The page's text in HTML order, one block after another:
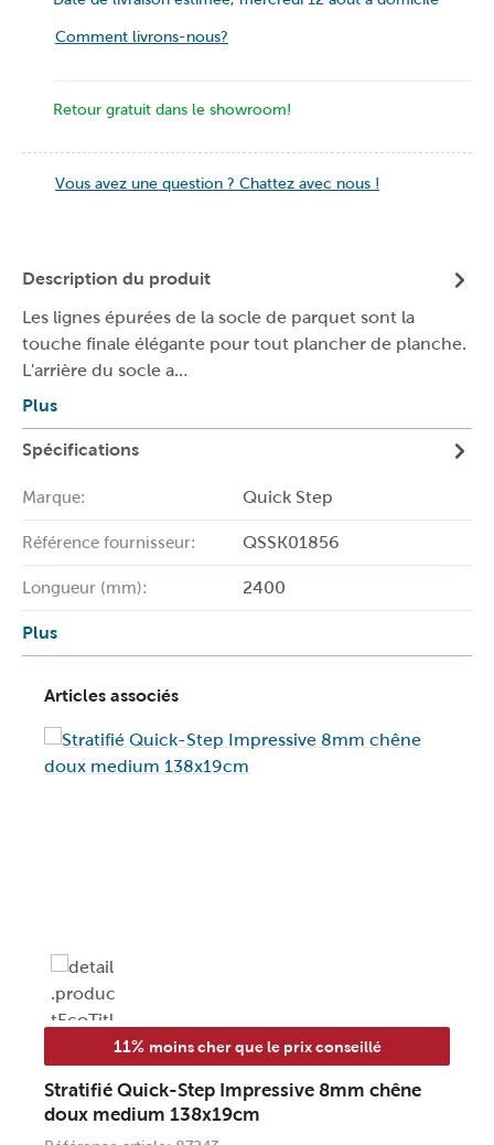
Comment livrons-nous?
Retour gratuit dans le showroom!
Vous avez une question ? Chattez avec nous !
Description du produit
Les lignes épurées de la socle de parquet sont la
touche finale élégante pour tout plancher de planche.
L'arrière du socle a…
Plus
Spécifications
Marque: Quick Step
Référence fournisseur: QSSK01856
Longueur (mm): 2400
Plus
Articles associés
11% moins cher que le prix conseillé
Stratifié Quick-Step Impressive 8mm chêne
doux medium 138x19cm